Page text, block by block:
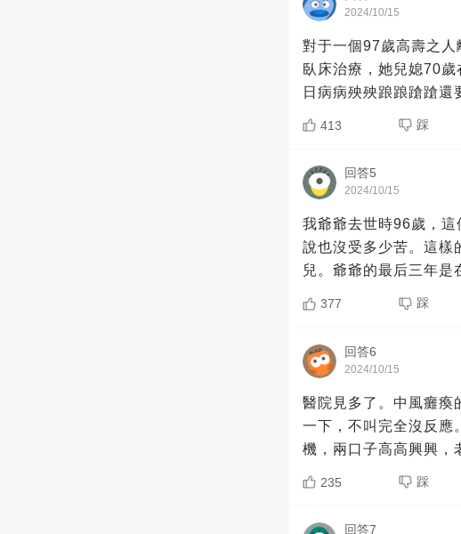
2024/10/15
對于一個97歲高壽之
臥床治療，她兒媳70
日病病殃殃踉踉蹌蹌還
413 踩
回答5
2024/10/15
我爺爺去世時96歲，
說也沒受多少苦。這樣
兒。爺爺的最后三年是
377 踩
回答6
2024/10/15
醫院見多了。中風癱瘓
一下，不叫完全沒反
機，兩口子高高興興，
235 踩
回答7